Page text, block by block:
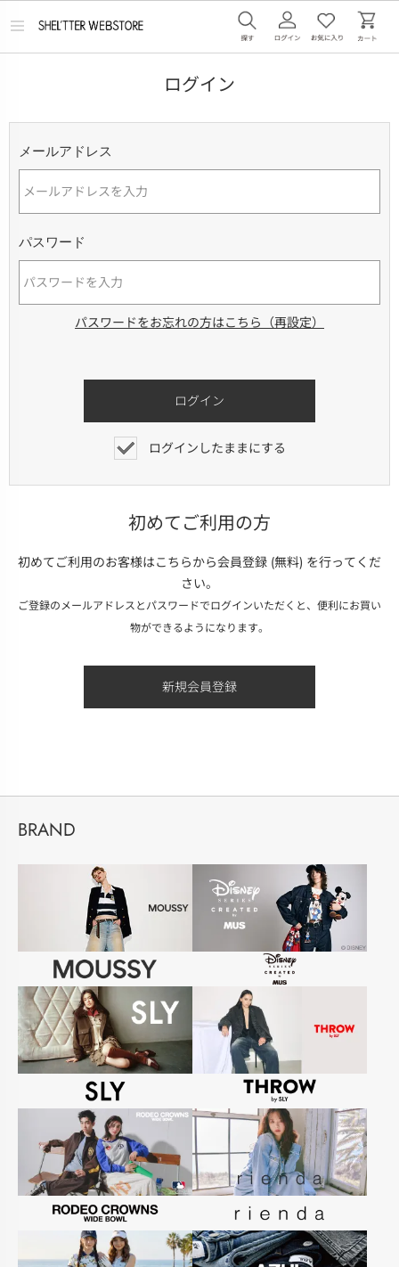
メ
ログイン
メールアドレス
パスワード
パスワードをお忘れの方はこちら（再設定）
ログインしたままにする
初めてご利用の方
初めてご利用のお客様はこちらから会員登録 (無料) を行ってくだ
さい。
ご登録のメールアドレスとパスワードでログインいただくと、便利にお買い
物ができるようになります。
BRAND